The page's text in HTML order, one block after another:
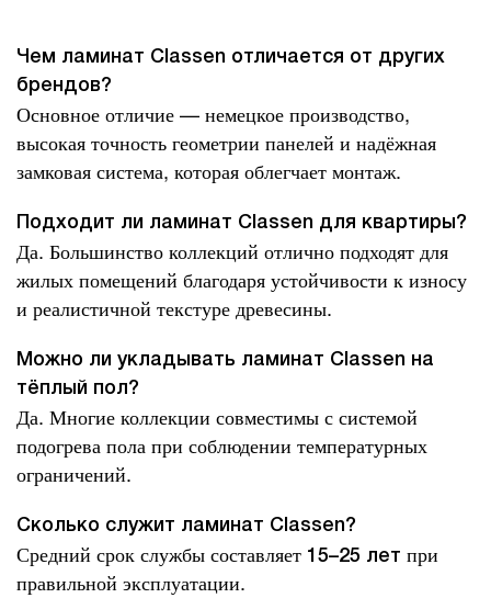
Чем ламинат Classen отличается от других
брендов?
Основное отличие — немецкое производство,
высокая точность геометрии панелей и надёжная
замковая система, которая облегчает монтаж.
Подходит ли ламинат Classen для квартиры?
Да. Большинство коллекций отлично подходят для
жилых помещений благодаря устойчивости к износу
и реалистичной текстуре древесины.
Можно ли укладывать ламинат Classen на
тёплый пол?
Да. Многие коллекции совместимы с системой
подогрева пола при соблюдении температурных
ограничений.
Сколько служит ламинат Classen?
Средний срок службы составляет 15–25 лет при
правильной эксплуатации.